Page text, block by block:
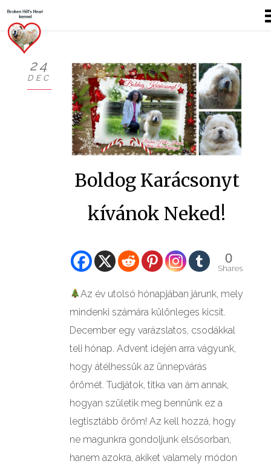
BEMUTATKOZÁS
24
DEC
Boldog Karácsonyt
kívánok Neked!
0
Shares
Az év utolsó hónapjában járunk, mely
mindenki számára különleges kicsit.
December egy varázslatos, csodákkal
teli hónap. Advent idején arra vágyunk,
hogy átélhessük az ünnepvárás
örömét. Tudjátok, titka van ám annak,
hogyan születik meg bennünk ez a
legtisztább öröm! Az kell hozzá, hogy
ne magunkra gondoljunk elsősorban,
hanem azokra, akiket valamely módon